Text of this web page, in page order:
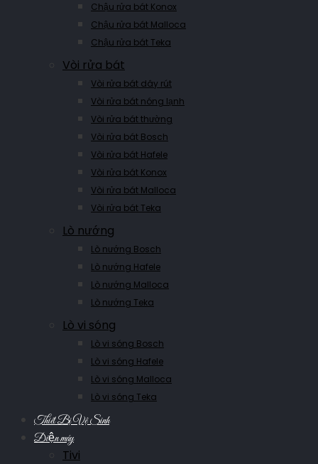
Chậu rửa bát Konox
Chậu rửa bát Malloca
Chậu rửa bát Teka
Vòi rửa bát
Vòi rửa bát dây rút
Vòi rửa bát nóng lạnh
Vòi rửa bát thường
Vòi rửa bát Bosch
Vòi rửa bát Hafele
Vòi rửa bát Konox
Vòi rửa bát Malloca
Vòi rửa bát Teka
Lò nướng
Lò nướng Bosch
Lò nướng Hafele
Lò nướng Malloca
Lò nướng Teka
Lò vi sóng
Lò vi sóng Bosch
Lò vi sóng Hafele
Lò vi sóng Malloca
Lò vi sóng Teka
Thiết Bị Vệ Sinh
Điện máy
Tivi